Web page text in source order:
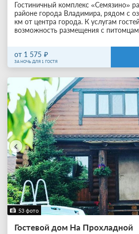
Гостиничный комплекс «Семязино»
районе города Владимира, рядом с
км от центра города. К услугам
возможность размещения с
от 1 575
ЗА НОЧЬ ДЛЯ 1 ГОСТЯ
53 фото
Гостевой дом На Прохладной